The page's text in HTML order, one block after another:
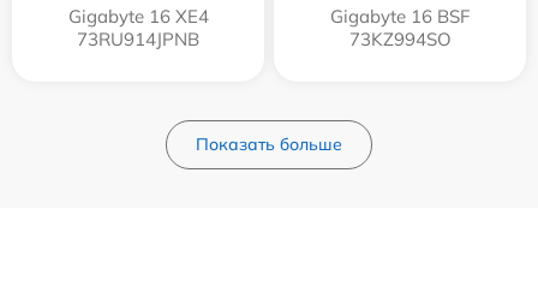
Gigabyte 16 XE4
73RU914JPNB
Gigabyte 16 BSF
73KZ994SO
Показать больше